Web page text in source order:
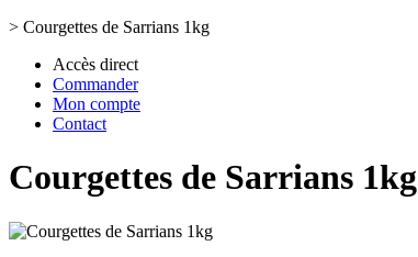
> Courgettes de Sarrians 1kg
Accès direct
Commander
Mon compte
Contact
Courgettes de Sarrians 1kg